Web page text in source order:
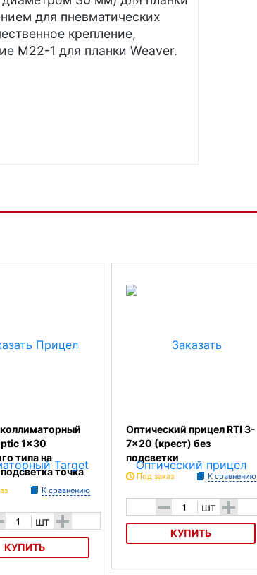
для пневматических
крепление,
M22-1 для планки Weaver.
1x30
типа на
точка
К сравнению
шт +
КУПИТЬ
Оптический прицел RTI 3-
7x20 (крест) без
подсветки
Под заказ К сравнению
- шт +
КУПИТЬ